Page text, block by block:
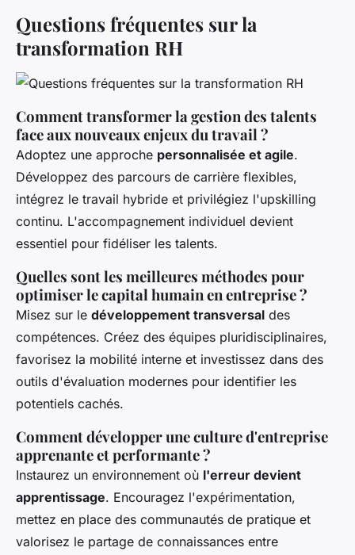
Questions fréquentes sur la
transformation RH
Comment transformer la gestion des talents
face aux nouveaux enjeux du travail ?
Adoptez une approche personnalisée et agile.
Développez des parcours de carrière flexibles,
intégrez le travail hybride et privilégiez l'upskilling
continu. L'accompagnement individuel devient
essentiel pour fidéliser les talents.
Quelles sont les meilleures méthodes pour
optimiser le capital humain en entreprise ?
Misez sur le développement transversal des
compétences. Créez des équipes pluridisciplinaires,
favorisez la mobilité interne et investissez dans des
outils d'évaluation modernes pour identifier les
potentiels cachés.
Comment développer une culture d'entreprise
apprenante et performante ?
Instaurez un environnement où l'erreur devient
apprentissage. Encouragez l'expérimentation,
mettez en place des communautés de pratique et
valorisez le partage de connaissances entre